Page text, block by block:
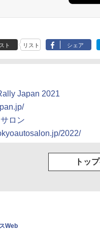
ト リスト シェア
Japan 2021
ロン
2022/
トッ
Web